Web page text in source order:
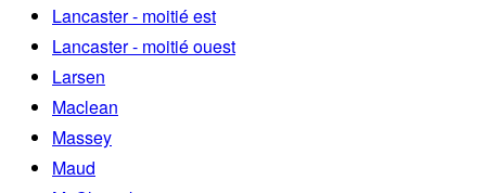
Lancaster - moitié est
Lancaster - moitié ouest
Larsen
Maclean
Massey
Maud